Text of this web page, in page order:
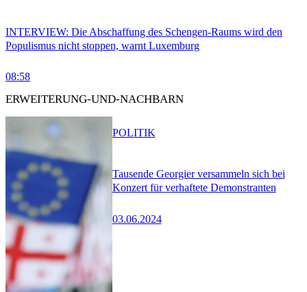
INTERVIEW: Die Abschaffung des Schengen-Raums wird den
Populismus nicht stoppen, warnt Luxemburg
08:58
ERWEITERUNG-UND-NACHBARN
Tausende Georgier versammeln sich bei
Konzert für verhaftete Demonstranten
03.06.2024
POLITIK